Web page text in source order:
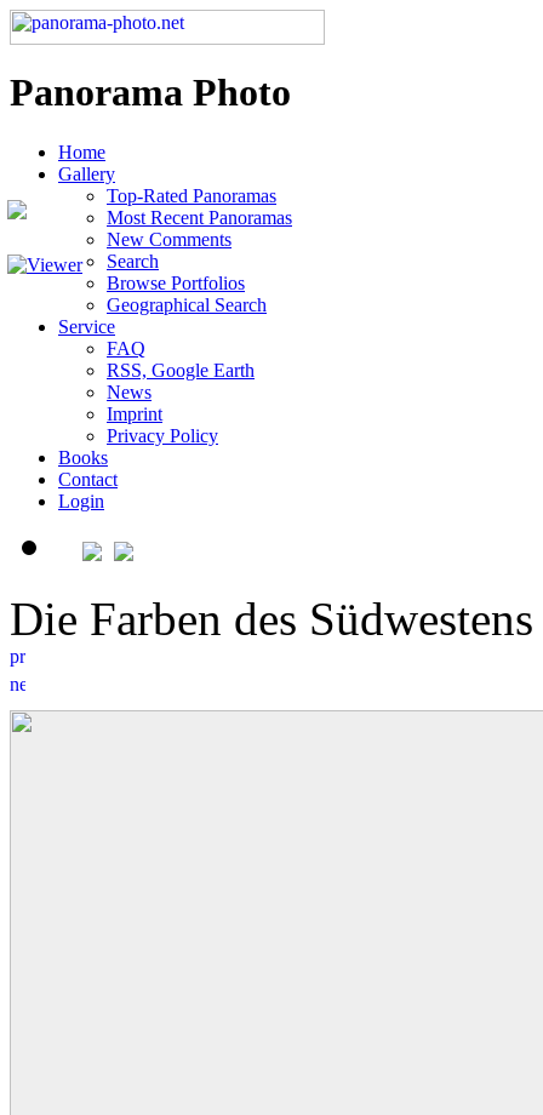
Panorama Photo
Home
Gallery
Top-Rated Panoramas
Most Recent Panoramas
New Comments
Search
Browse Portfolios
Geographical Search
Service
FAQ
RSS, Google Earth
News
Imprint
Privacy Policy
Books
Contact
Login
Die Farben des